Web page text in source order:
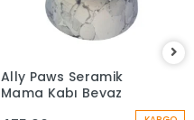
Ally Paws Seramik
Mama Kabı Beyaz